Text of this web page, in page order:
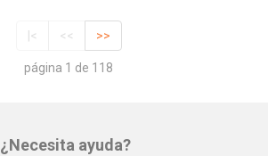
|< << >>
página 1 de 118
¿Necesita ayuda?